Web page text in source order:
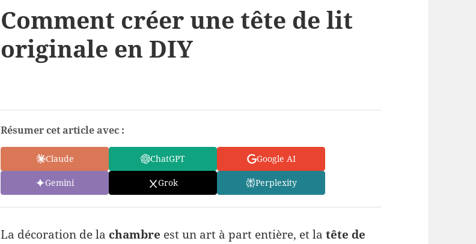
Comment créer une tête de lit
originale en DIY
Résumer cet article avec :
Claude ChatGPT Google AI
Gemini Grok Perplexity
La décoration de la chambre est un art à part entière, et latête de